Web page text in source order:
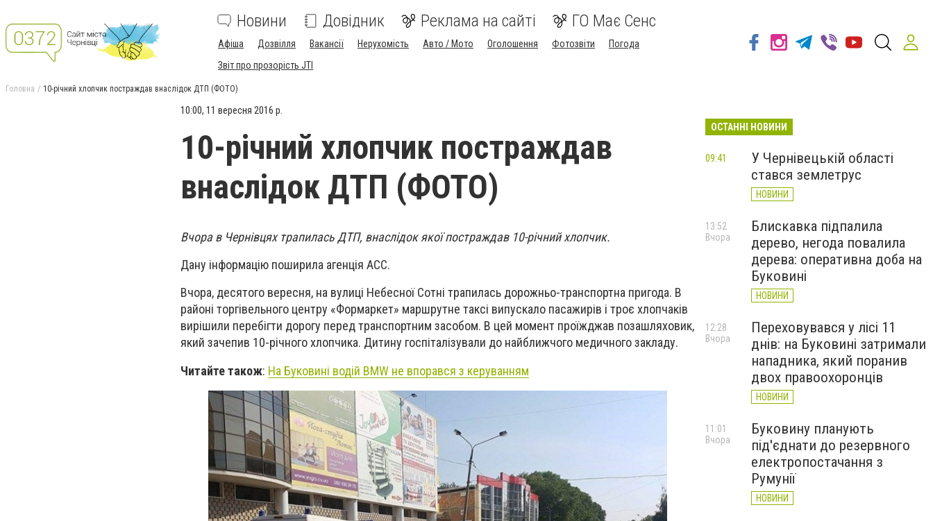
Новини Довідник Реклама на сайті ГО Має Сенс
Афіша Дозвілля Вакансії Нерухомість Авто / Мото Оголошення Фотозвіти
Погода
Звіт про прозорість JTI
Головна 10-річний хлопчик постраждав внаслідок ДТП (ФОТО)
10:00, 11 вересня 2016 р.
10-річний хлопчик постраждав
внаслідок ДТП (ФОТО)
Вчора в Чернівцях трапилась ДТП, внаслідок якої постраждав 10-річний хлопчик.
Дану інформацію поширила агенція АСС.
Вчора, десятого вересня, на вулиці Небесної Сотні трапилась дорожньо-транспортна пригода. В
районі торгівельного центру «Формаркет» маршрутне таксі випускало пасажирів і троє хлопчаків
вирішили перебігти дорогу перед транспортним засобом. В цей момент проїжджав позашляховик,
який зачепив 10-річного хлопчика. Дитину госпіталізували до найближчого медичного закладу.
Читайте також: На Буковині водій BMW не впорався з керуванням
ОСТАННІ НОВИНИ
У Чернівецькій області
стався землетрус
НОВИНИ
09:41
Блискавка підпалила
дерево, негода повалила
дерева: оперативна доба на
Буковині
НОВИНИ
13:52
Вчора
Переховувався у лісі 11
днів: на Буковині затримали
нападника, який поранив
двох правоохоронців
НОВИНИ
12:28
Вчора
Буковину планують
під'єднати до резервного
електропостачання з
Румунії
НОВИНИ
11:01
Вчора